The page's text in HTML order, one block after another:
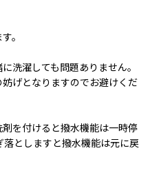
。
洗濯しても問題ありません。
げとなりますのでお避けくだ
を付けると撥水機能は一時停
落としますと撥水機能は元に戻